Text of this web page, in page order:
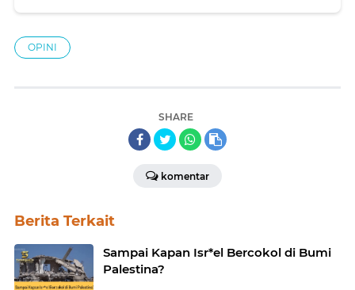
OPINI
SHARE
komentar
Berita Terkait
Sampai Kapan Isr*el Bercokol di Bumi
Palestina?